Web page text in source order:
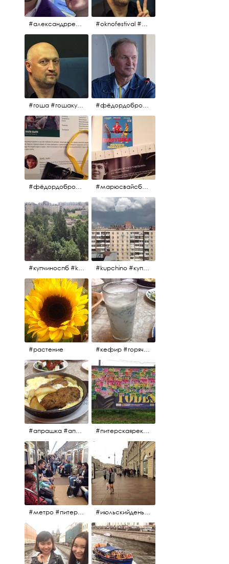
#александрревва #ревва #артурпирожков #бабушкалегкогоповедения @arthurpirozhkov #oknofestival #gosha #гошакуценко
#гоша #гошакуценко #oknofestival #фёдордобронравов #кино #хорошеекино #жилибыли
#фёдордобронравов #эдуардпарри #жилибыли #иринарозанова #марюсвайсберг #александрревва #глюкоза #любовьвбольшомгороде #ххvфестивальроссийскогокино
#купчиноспб #kupchino #kupchino #купчиноспб
#растение #кефир #горячийкефир #национальноеблюдо #лаваш #вкусно
#апрашка #апраксиндвор #кафенаапрашке #куринаякотлетанасковороде #сковородка #кафедлясвоих #питерскаяреклама #todes #куколки #окраинапитера #фрунзенскийрайон
#метро #питерскоеметро #невскаялиния #июльскийдень2017 #15july2017 #невский